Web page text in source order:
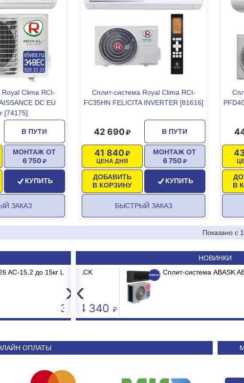
15кг LCD, 2г,
Принтер штрих-кода Poscenter TT-310
USB+Serial+Ethernet
›
НОВИНКИ
BLACK
44 340
Сплит-система ABASK ABK-07
‹
ОПЛАТЫ
Clima RCI-
DC EU
[74175]
В ПУТИ
МОНТАЖ ОТ
6 750
КУПИТЬ
ЗАКАЗ
Сплит-система Royal Clima RCI-
FC35HN FELICITA INVERTER [81616]
В ПУТИ
42 690
ЦЕНА ДНЯ
41 840
ДОБАВИТЬ
В КОРЗИНУ
МОНТАЖ ОТ
6 750
КУПИТЬ
БЫСТРЫЙ ЗАКАЗ
В
Показано с